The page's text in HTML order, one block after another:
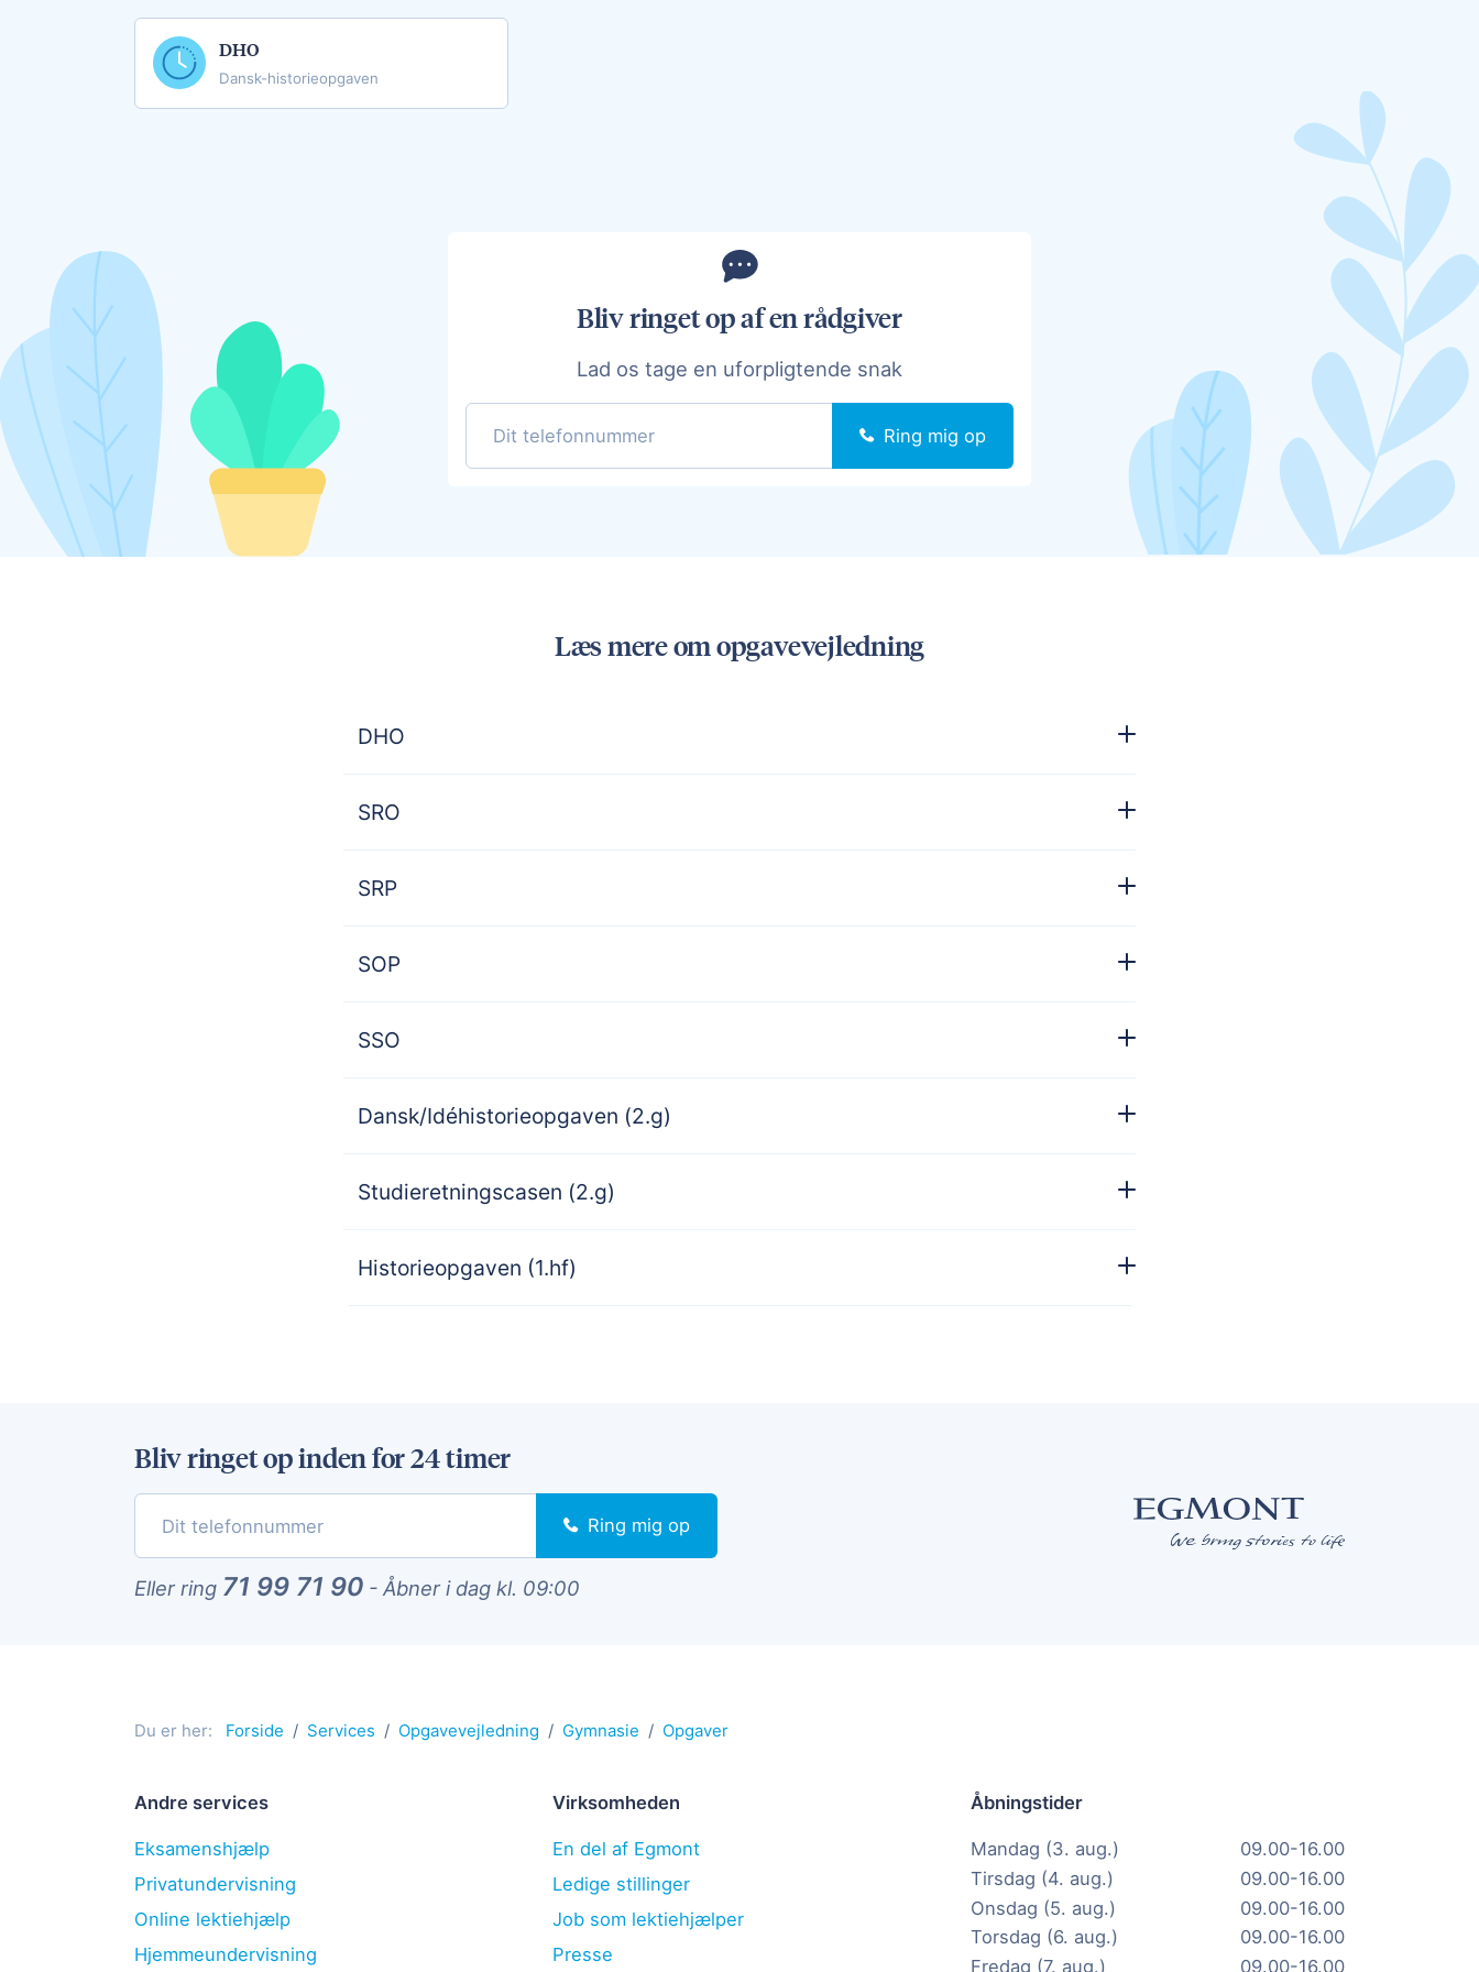
DHO
Dansk-historieopgaven
Bliv ringet op af en rådgiver
Lad os tage en uforpligtende snak
Ring mig op
Læs mere om opgavevejledning
DHO
SRO
SRP
SOP
SSO
Dansk/Idéhistorieopgaven (2.g)
Studieretningscasen (2.g)
Historieopgaven (1.hf)
Bliv ringet op inden for 24 timer
Ring mig op
Eller ring 71 99 71 90 - Åbner i dag kl. 09:00
Du er her: Forside Services Opgavevejledning Gymnasie Opgaver
Andre services
Eksamenshjælp
Privatundervisning
Online lektiehjælp
Hjemmeundervisning
Virksomheden
En del af Egmont
Ledige stillinger
Job som lektiehjælper
Presse
Åbningstider
Mandag (3. aug.)
09.00-16.00
Tirsdag (4. aug.)
09.00-16.00
Onsdag (5. aug.)
09.00-16.00
Torsdag (6. aug.)
09.00-16.00
Fredag (7. aug.)
09.00-16.00